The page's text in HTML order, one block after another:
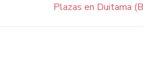
Plazas en Duitama